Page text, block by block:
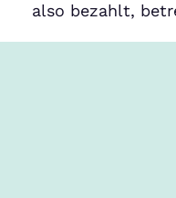
also bezahlt,